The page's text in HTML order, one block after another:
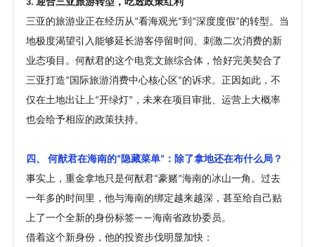
3.
三亚的旅游业正在经历从“看海观光”到 “深度度假”的转型。当
地极度渴望引入能够延长游客停留时间、刺激二次消费的新
业态项目。何猷君的这个电竞文旅综合体，恰好完美契合了
三亚打造“ 国际旅游消费中心核心区”的诉求。正因如此，不
仅在土地出让上“开绿灯” ，未来在项目审批、运营上大概率
也会给予相应的政策扶持。
四、 何猷君在海南的“ 隐藏菜单” ：除了拿地还在布什么局？
事实上，重金拿地只是何猷君“豪赌”海南的冰山一角。过去
一年多的时间里，他与海南的绑定越来越深，甚至给自己贴
上了一个全新的身份标签——海南省政协委员。
借着这个新身份，他的投资步伐明显加快：